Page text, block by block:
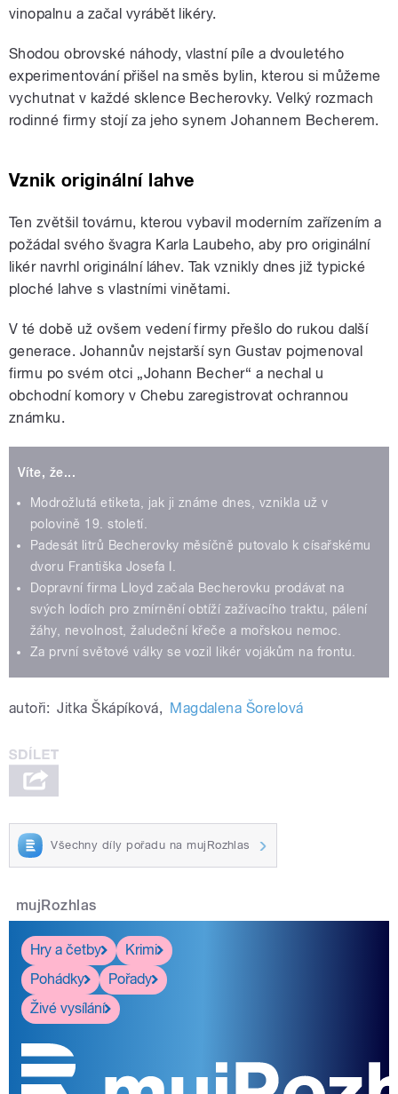
vinopalnu a začal vyrábět likéry.
Shodou obrovské náhody, vlastní píle a dvouletého
experimentování přišel na směs bylin, kterou si můžeme
vychutnat v každé sklence Becherovky. Velký rozmach
rodinné firmy stojí za jeho synem Johannem Becherem.
Vznik originální lahve
Ten zvětšil továrnu, kterou vybavil moderním zařízením a
požádal svého švagra Karla Laubeho, aby pro originální
likér navrhl originální láhev. Tak vznikly dnes již typické
ploché lahve s vlastními vinětami.
V té době už ovšem vedení firmy přešlo do rukou další
generace. Johannův nejstarší syn Gustav pojmenoval
firmu po svém otci „Johann Becher“ a nechal u
obchodní komory v Chebu zaregistrovat ochrannou
známku.
Víte, že...
Modrožlutá etiketa, jak ji známe dnes, vznikla už v
polovině 19. století.
Padesát litrů Becherovky měsíčně putovalo k císařskému
dvoru Františka Josefa I.
Dopravní firma Lloyd začala Becherovku prodávat na
svých lodích pro zmírnění obtíží zažívacího traktu, pálení
žáhy, nevolnost, žaludeční křeče a mořskou nemoc.
Za první světové války se vozil likér vojákům na frontu.
autoři: Jitka Škápíková, Magdalena Šorelová
Všechny díly pořadu na mujRozhlas
mujRozhlas
Hry a četby
Krimi
Pohádky
Pořady
Živé vysílání